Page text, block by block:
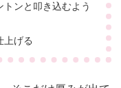
ンと叩き込むよう
上げる